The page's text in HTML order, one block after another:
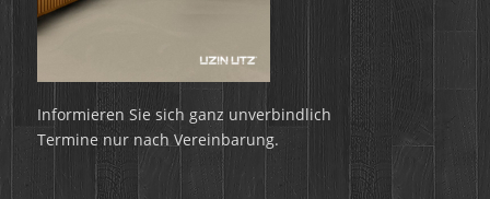
Informieren Sie sich ganz unverbindlich
Termine nur nach Vereinbarung.